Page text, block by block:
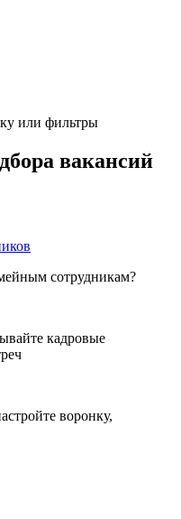
или фильтры
вакансий
сотрудникам?
кадровые
воронку,